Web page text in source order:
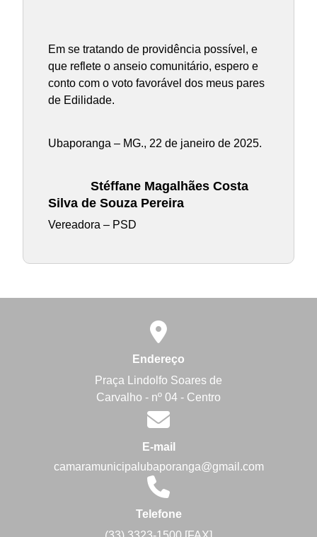
Em se tratando de providência possível, e
que reflete o anseio comunitário, espero e
conto com o voto favorável dos meus pares
de Edilidade.
Ubaporanga – MG., 22 de janeiro de 2025.
Stéffane Magalhães Costa
Silva de Souza Pereira
Vereadora – PSD
Endereço
Praça Lindolfo Soares de
Carvalho - nº 04 - Centro
E-mail
camaramunicipalubaporanga@gmail.com
Telefone